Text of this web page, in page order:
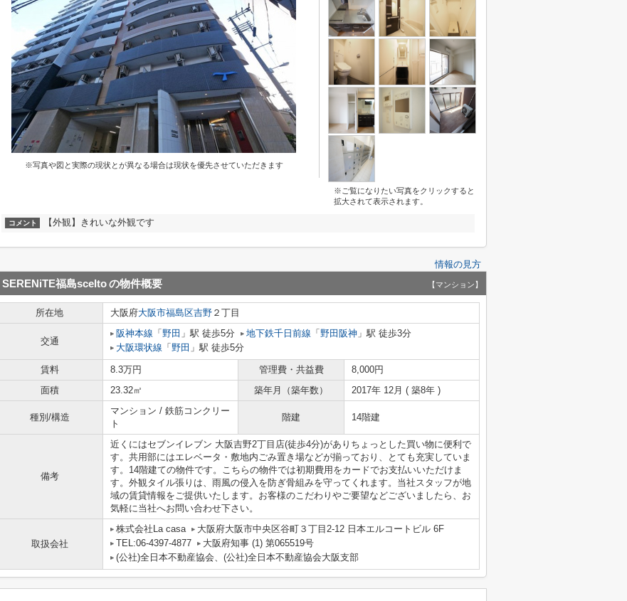
※写真や図と実際の現状とが異なる場合は現状を優先させていただきます
※ご覧になりたい写真をクリックすると
拡大されて表示されます。
コメント 【外観】きれいな外観です
情報の見方
SERENiTE福島sceltoの物件概要 【マンション】
所在地 大阪府大阪市福島区吉野 ２丁目
交通
阪神本線 「 野田 」駅 徒歩5分 地下鉄千日前線 「 野田阪神 」駅 徒歩3分
大阪環状線 「 野田 」駅 徒歩5分
賃料 8.3万円 管理費・共益費
8,000円
面積
23.32㎡ 築年月（築年数） 2017年 12月 ( 築8年 )
種別/構造
マンション / 鉄筋コンクリー
ト
階建 14階建
備考
近くにはセブンイレブン 大阪吉野2丁目店(徒歩4分)がありちょっとした買い物に便利で
す。共用部にはエレベータ・敷地内ごみ置き場などが揃っており、とても充実していま
す。14階建ての物件です。こちらの物件では初期費用をカードでお支払いいただけま
す。外観タイル張りは、雨風の侵入を防ぎ骨組みを守ってくれます。当社スタッフが地
域の賃貸情報をご提供いたします。お客様のこだわりやご要望などございましたら、お
気軽に当社へお問い合わせ下さい。
取扱会社
株式会社La casa
大阪府大阪市中央区谷町３丁目2-12 日本エルコートビル 6F
TEL:06-4397-4877
大阪府知事 (1) 第065519号
(公社)全日本不動産協会、(公社)全日本不動産協会大阪支部